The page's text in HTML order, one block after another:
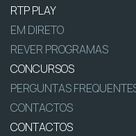
RTP PLAY
EM DIRETO
REVER PROGRAMAS
CONCURSOS
PERGUNTAS
CONTACTOS
CONTACTOS